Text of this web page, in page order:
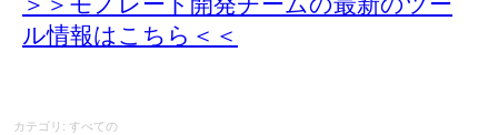
ル情報はこちら＜＜
カテゴリ: すべての